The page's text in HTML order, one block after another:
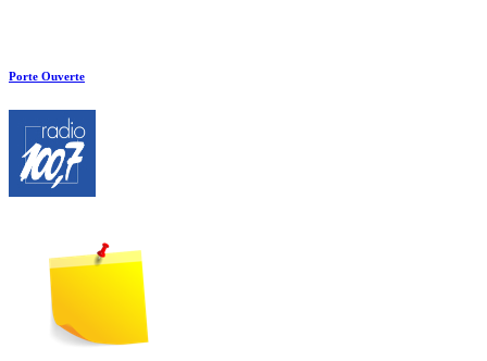
Porte Ouverte